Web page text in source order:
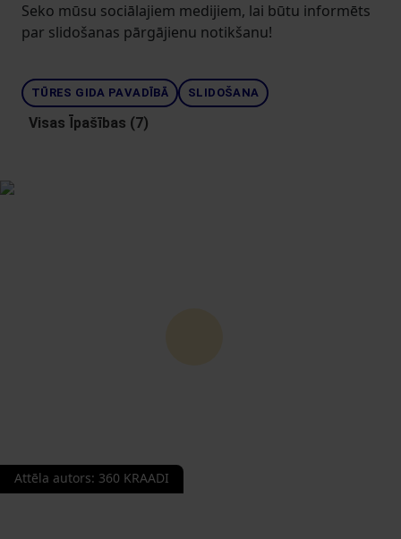
Seko mūsu sociālajiem medijiem, lai būtu informēts
par slidošanas pārgājienu notikšanu!
TŪRES GIDA PAVADĪBĀ SLIDOŠANA
Visas Īpašības (7)
Attēla autors: 360 KRAADI